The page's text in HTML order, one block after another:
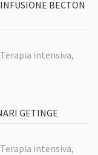
BECTON
intensiva,
GETINGE
intensiva,